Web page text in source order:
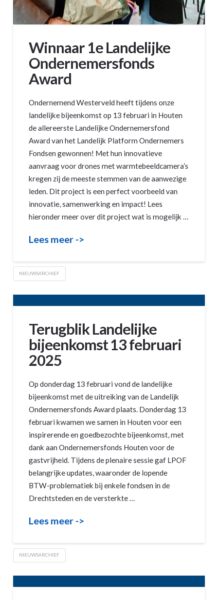
Winnaar 1e Landelijke
Ondernemersfonds
Award
Ondernemend Westerveld heeft tijdens onze
landelijke bijeenkomst op 13 februari in Houten
de allereerste Landelijke Ondernemersfond
Award van het Landelijk Platform Ondernemers
Fondsen gewonnen! Met hun innovatieve
aanvraag voor drones met warmtebeeldcamera’s
kregen zij de meeste stemmen van de aanwezige
leden. Dit project is een perfect voorbeeld van
innovatie, samenwerking en impact! Lees
hieronder meer over dit project wat is mogelijk …
Lees meer ->
NIEUWSARCHIEF
Terugblik Landelijke
bijeenkomst 13 februari
2025
Op donderdag 13 februari vond de landelijke
bijeenkomst met de uitreiking van de Landelijk
Ondernemersfonds Award plaats. Donderdag 13
februari kwamen we samen in Houten voor een
inspirerende en goedbezochte bijeenkomst, met
dank aan Ondernemersfonds Houten voor de
gastvrijheid. Tijdens de plenaire sessie gaf LPOF
belangrijke updates, waaronder de lopende
BTW-problematiek bij enkele fondsen in de
Drechtsteden en de versterkte …
Lees meer ->
NIEUWSARCHIEF